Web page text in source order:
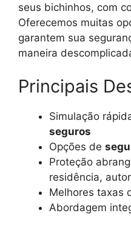
seus bichinhos, com
Oferecemos muitas
garantem sua
maneira
Principais
Simulação
seguros
Opções de
Proteção
residência,
Melhores taxas
Abordagem